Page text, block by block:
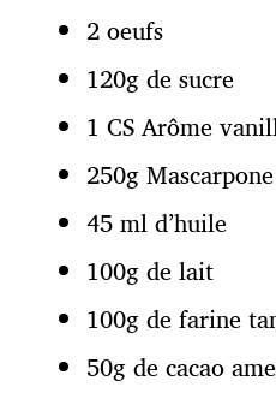
2 oeufs
120g de sucre
1 CS Arôme
250g Mascarpone
45 ml d’huile
100g de lait
100g de farine
50g de cacao